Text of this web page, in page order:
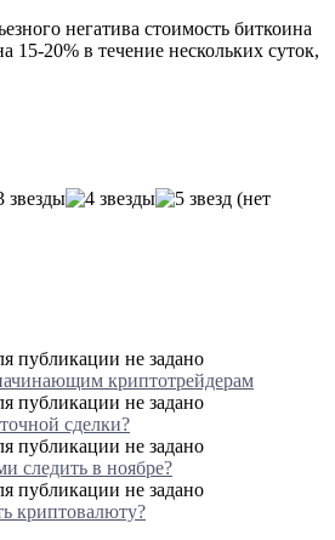
негатива стоимость биткоина
15-20% в течение нескольких суток,
(нет
криптотрейдерам
сделки?
следить в ноябре?
криптовалюту?